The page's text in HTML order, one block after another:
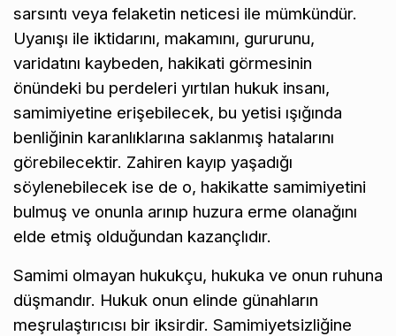
sarsıntı veya felaketin neticesi ile mümkündür.
Uyanışı ile iktidarını, makamını, gururunu,
varidatını kaybeden, hakikati görmesinin
önündeki bu perdeleri yırtılan hukuk insanı,
samimiyetine erişebilecek, bu yetisi ışığında
benliğinin karanlıklarına saklanmış hatalarını
görebilecektir. Zahiren kayıp yaşadığı
söylenebilecek ise de o, hakikatte samimiyetini
bulmuş ve onunla arınıp huzura erme olanağını
elde etmiş olduğundan kazançlıdır.
Samimi olmayan hukukçu, hukuka ve onun ruhuna
düşmandır. Hukuk onun elinde günahların
meşrulaştırıcısı bir iksirdir. Samimiyetsizliğine